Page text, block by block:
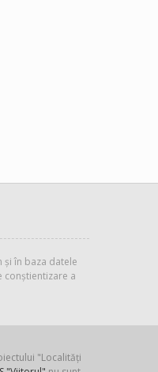
în baza datele
conștientizare a
"Localități